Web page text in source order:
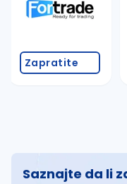
Zapratite
Saznajte da li